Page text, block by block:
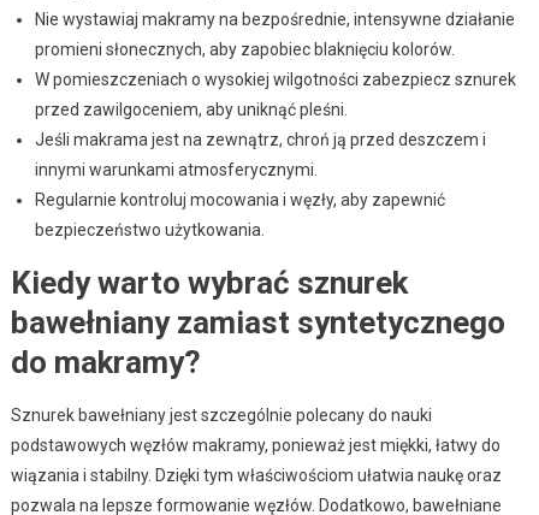
Nie wystawiaj makramy na bezpośrednie, intensywne działanie
promieni słonecznych, aby zapobiec blaknięciu kolorów.
W pomieszczeniach o wysokiej wilgotności zabezpiecz sznurek
przed zawilgoceniem, aby uniknąć pleśni.
Jeśli makrama jest na zewnątrz, chroń ją przed deszczem i
innymi warunkami atmosferycznymi.
Regularnie kontroluj mocowania i węzły, aby zapewnić
bezpieczeństwo użytkowania.
Kiedy warto wybrać sznurek
bawełniany zamiast syntetycznego
do makramy?
Sznurek bawełniany jest szczególnie polecany do nauki
podstawowych węzłów makramy, ponieważ jest miękki, łatwy do
wiązania i stabilny. Dzięki tym właściwościom ułatwia naukę oraz
pozwala na lepsze formowanie węzłów. Dodatkowo, bawełniane